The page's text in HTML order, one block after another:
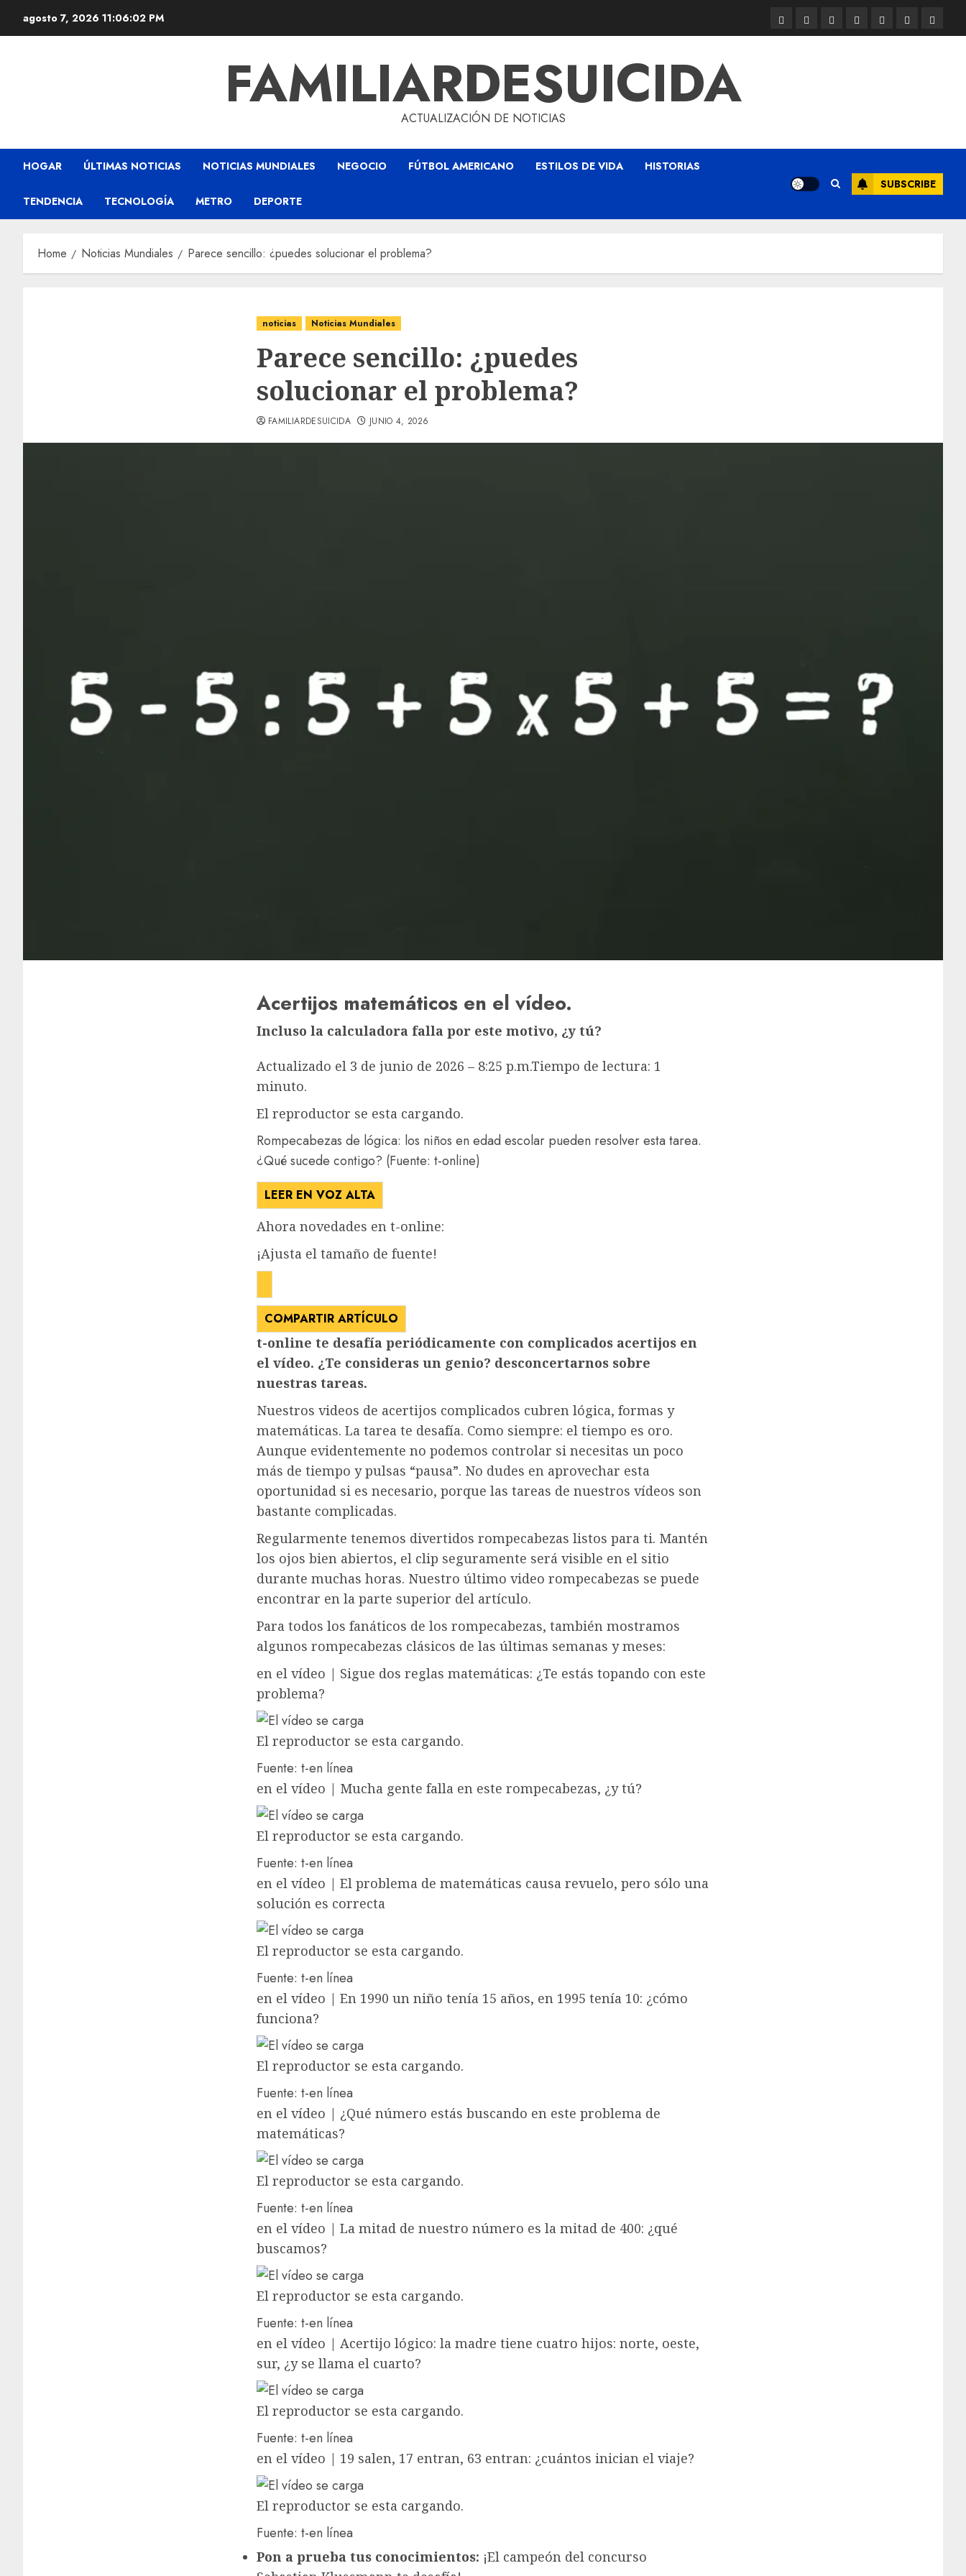
agosto 7, 2026 11:06:03 PM
FAMILIARDESUICIDA
ACTUALIZACIÓN DE NOTICIAS
HOGAR ÚLTIMAS NOTICIAS NOTICIAS MUNDIALES NEGOCIO FÚTBOL AMERICANO ESTILOS DE VIDA HISTORIAS
TENDENCIA TECNOLOGÍA METRO DEPORTE
SUBSCRIBE
Home Noticias Mundiales Parece sencillo: ¿puedes solucionar el problema?
noticias Noticias Mundiales
Parece sencillo: ¿puedes
solucionar el problema?
FAMILIARDESUICIDA JUNIO 4, 2026
Acertijos matemáticos en el vídeo.
Incluso la calculadora falla por este motivo, ¿y tú?
Actualizado el 3 de junio de 2026 – 8:25 p.m.Tiempo de lectura: 1
minuto.
El reproductor se esta cargando.
Rompecabezas de lógica: los niños en edad escolar pueden resolver esta tarea.
¿Qué sucede contigo? (Fuente: t-online)
LEER EN VOZ ALTA
Ahora novedades en t-online:
¡Ajusta el tamaño de fuente!
COMPARTIR ARTÍCULO
t-online te desafía periódicamente con complicados acertijos en
el vídeo. ¿Te consideras un genio? desconcertarnos sobre
nuestras tareas.
Nuestros videos de acertijos complicados cubren lógica, formas y
matemáticas. La tarea te desafía. Como siempre: el tiempo es oro.
Aunque evidentemente no podemos controlar si necesitas un poco
más de tiempo y pulsas “pausa”. No dudes en aprovechar esta
oportunidad si es necesario, porque las tareas de nuestros vídeos son
bastante complicadas.
Regularmente tenemos divertidos rompecabezas listos para ti. Mantén
los ojos bien abiertos, el clip seguramente será visible en el sitio
durante muchas horas. Nuestro último video rompecabezas se puede
encontrar en la parte superior del artículo.
Para todos los fanáticos de los rompecabezas, también mostramos
algunos rompecabezas clásicos de las últimas semanas y meses:
en el vídeo | Sigue dos reglas matemáticas: ¿Te estás topando con este
problema?
El reproductor se esta cargando.
Fuente: t-en línea
en el vídeo | Mucha gente falla en este rompecabezas, ¿y tú?
El reproductor se esta cargando.
Fuente: t-en línea
en el vídeo | El problema de matemáticas causa revuelo, pero sólo una
solución es correcta
El reproductor se esta cargando.
Fuente: t-en línea
en el vídeo | En 1990 un niño tenía 15 años, en 1995 tenía 10: ¿cómo
funciona?
El reproductor se esta cargando.
Fuente: t-en línea
en el vídeo | ¿Qué número estás buscando en este problema de
matemáticas?
El reproductor se esta cargando.
Fuente: t-en línea
en el vídeo | La mitad de nuestro número es la mitad de 400: ¿qué
buscamos?
El reproductor se esta cargando.
Fuente: t-en línea
en el vídeo | Acertijo lógico: la madre tiene cuatro hijos: norte, oeste,
sur, ¿y se llama el cuarto?
El reproductor se esta cargando.
Fuente: t-en línea
en el vídeo | 19 salen, 17 entran, 63 entran: ¿cuántos inician el viaje?
El reproductor se esta cargando.
Fuente: t-en línea
Pon a prueba tus conocimientos: ¡El campeón del concurso